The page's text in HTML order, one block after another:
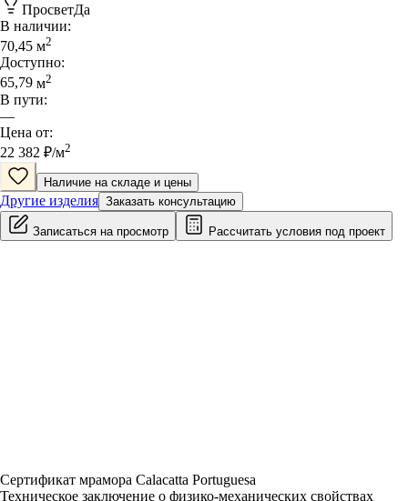
ПросветДа
В наличии:
70,45 м2
Доступно:
65,79 м2
В пути:
—
Цена от:
22 382 ₽/м2
Наличие на складе и цены
Другие изделия Заказать консультацию
Записаться на просмотр Рассчитать условия под проект
Сертификат мрамора Calacatta Portuguesa
Техническое заключение о физико-механических свойствах